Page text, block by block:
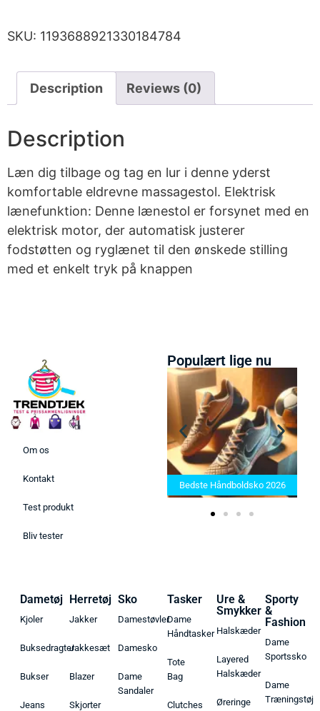
SKU: 1193688921330184784
Description Reviews (0)
Description
Læn dig tilbage og tag en lur i denne yderst
komfortable eldrevne massagestol. Elektrisk
lænefunktion: Denne lænestol er forsynet med en
elektrisk motor, der automatisk justerer
fodstøtten og ryglænet til den ønskede stilling
med et enkelt tryk på knappen
Om os
Kontakt
Test produkt
Bliv tester
Populært lige nu
Bedste Saunatæppe 2025 –
Find de bedste produkter her!
Bedste Håndboldsko 2026
Dametøj
Kjoler
Buksedragter
Bukser
Jeans
Herretøj
Jakker
Jakkesæt
Blazer
Skjorter
Sko
Damestøvler
Damesko
Dame
Sandaler
Tasker
Dame
Håndtasker
Tote
Bag
Clutches
Ure &
Smykker
Halskæder
Layered
Halskæder
Øreringe
Sporty
&
Fashion
Dame
Sportssko
Dame
Træningstøj